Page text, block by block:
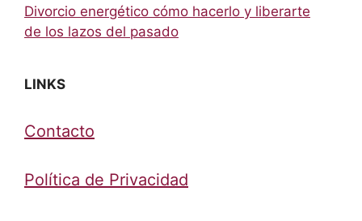
Divorcio energético cómo hacerlo y liberarte
de los lazos del pasado
LINKS
Contacto
Política de Privacidad